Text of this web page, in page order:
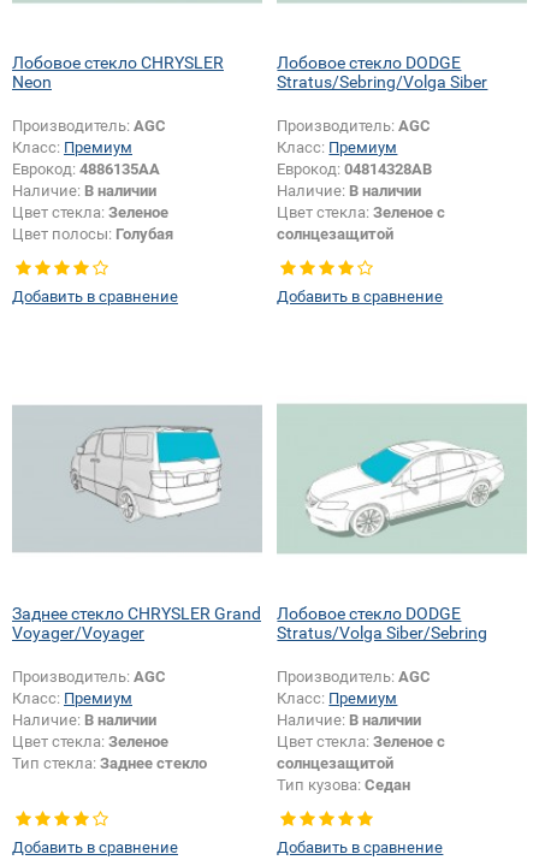
Лобовое стекло CHRYSLER
Neon
Производитель: AGC
Класс: Премиум
Еврокод: 4886135AA
Наличие: В наличии
Цвет стекла: Зеленое
Цвет полосы: Голубая
Тип кузова: Седан
Добавить в сравнение
Лобовое стекло DODGE
Stratus/Sebring/Volga Siber
Производитель:AGC
Класс: Премиум
Еврокод:04814328AB
Наличие: В наличии
Цвет стекла:Зеленое с
солнцезащитой
Цвет полосы:
Тип кузова:Седан
Добавить в сравнение
Заднее стекло CHRYSLER Grand
Voyager/Voyager
Производитель: AGC
Класс: Премиум
Наличие: В наличии
Цвет стекла: Зеленое
Тип стекла: Заднее стекло
Добавить в сравнение
Лобовое стекло DODGE
Stratus/Volga Siber/Sebring
Производитель:AGC
Класс: Премиум
Наличие: В наличии
Цвет стекла:Зеленое с
солнцезащитой
Тип кузова:Седан
Добавить в сравнение